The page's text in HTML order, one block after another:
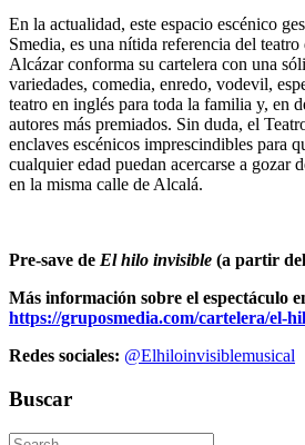
En la actualidad, este espacio escénico
Smedia, es una nítida referencia del
Alcázar conforma su cartelera con una
variedades, comedia, enredo, vodevil,
teatro en inglés para toda la familia y, en
autores más premiados. Sin duda, el
enclaves escénicos imprescindibles para
cualquier edad puedan acercarse a gozar
en la misma calle de Alcalá.
Pre-save de El hilo invisible (a partir
Más información sobre el espectáculo
https://gruposmedia.com/cartelera/el-
Redes sociales: @Elhiloinvisiblemusical
Buscar